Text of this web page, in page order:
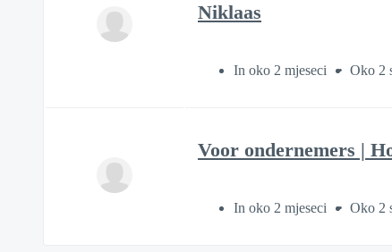
Niklaas
In oko 2 mjeseci Oko 2
Voor ondernemers |
In oko 2 mjeseci Oko 2